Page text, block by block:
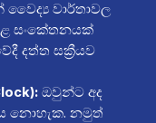
වෛද්‍ය වාර්තාවල
සංකේතනයක්
දත්ත සක්‍රීයව
ඔවුන්ට අද
නොහැක. නමුත්